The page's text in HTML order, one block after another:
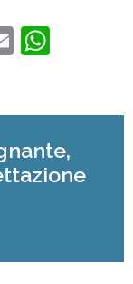
Email